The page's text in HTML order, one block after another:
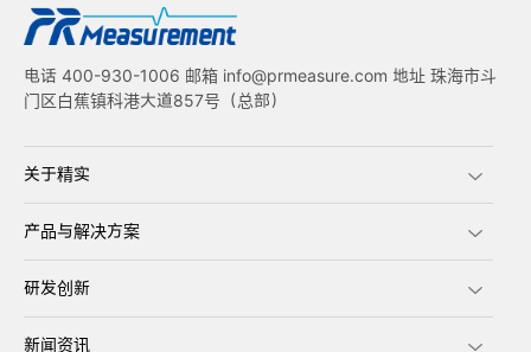
电话 400-930-1006 邮箱 info@prmeasure.com 地址 珠海市斗
门区白蕉镇科港大道857号（总部）
关于精实
产品与解决方案
研发创新
新闻资讯